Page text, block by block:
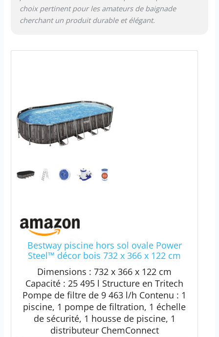
choix pertinent pour les amateurs de baignade
cherchant un produit durable et élégant.
Bestway piscine hors sol ovale Power
Steel™ décor bois 732 x 366 x 122 cm
Dimensions : 732 x 366 x 122 cm
Capacité : 25 495 l Structure en Tritech
Pompe de filtre de 9 463 l/h Contenu : 1
piscine, 1 pompe de filtration, 1 échelle
de sécurité, 1 housse de piscine, 1
distributeur ChemConnect